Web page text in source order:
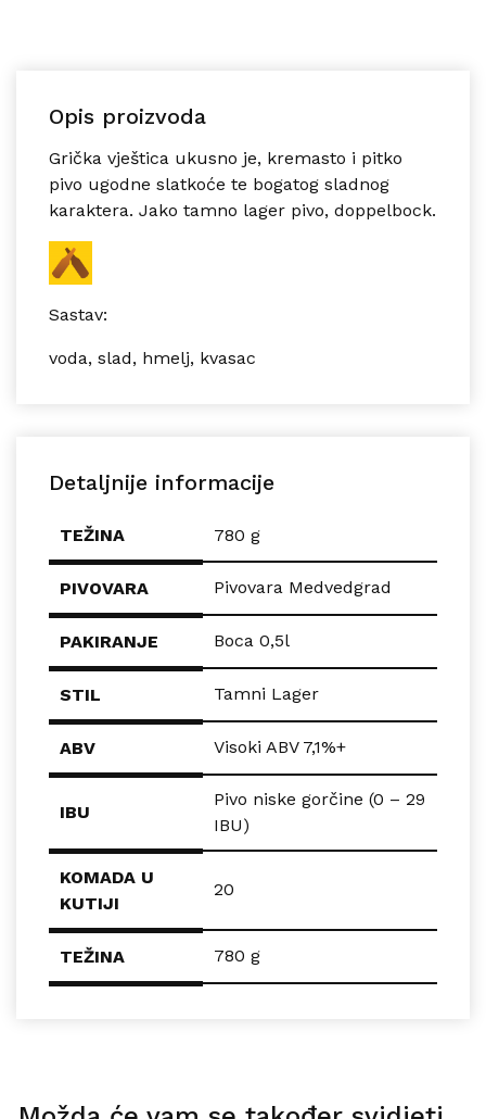
Opis proizvoda
Grička vještica ukusno je, kremasto i pitko
pivo ugodne slatkoće te bogatog sladnog
karaktera. Jako tamno lager pivo, doppelbock.
Sastav:
voda, slad, hmelj, kvasac
Detaljnije informacije
TEŽINA 780 g
PIVOVARA Pivovara Medvedgrad
PAKIRANJE Boca 0,5l
STIL Tamni Lager
ABV Visoki ABV 7,1%+
IBU
Pivo niske gorčine (0 – 29
IBU)
KOMADA U
KUTIJI
20
TEŽINA 780 g